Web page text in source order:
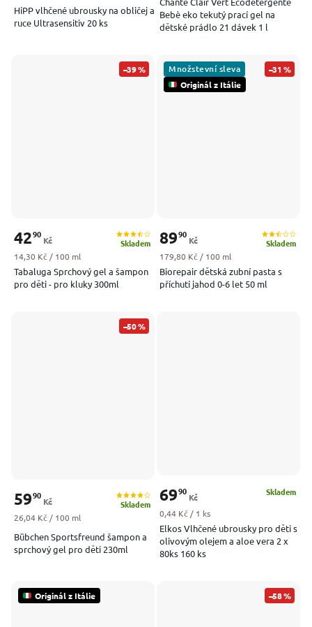
HiPP vlhčené ubrousky na obličej a
ruce Ultrasensitiv 20 ks
Bebè eko tekutý prací gel na
dětské prádlo 21 dávek 1 l
–39 %
Tabaluga Sprchový gel a šampon
pro děti - pro kluky 300ml
Skladem
4290
Kč
Měrná cena:
14,30 Kč / 100 ml
Originál z Itálie
Množstevní sleva –31 %
Biorepair dětská zubní pasta s
příchutí jahod 0-6 let 50 ml
Skladem
8990
Kč
Měrná cena:
179,80 Kč / 100 ml
–50 %
Bübchen Sportsfreund šampon a
sprchový gel pro děti 230ml
Skladem
5990
Kč
Měrná cena:
26,04 Kč / 100 ml
Elkos Vlhčené ubrousky pro děti s
olivovým olejem a aloe vera 2 x
80ks 160 ks
Skladem
6990
Kč
Měrná cena:
0,44 Kč / 1 ks
Originál z Itálie –58 %